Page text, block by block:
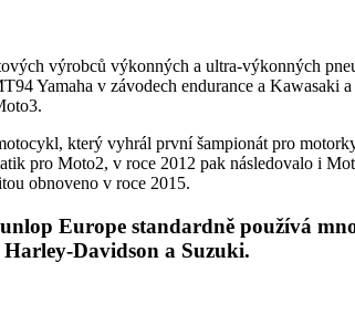
výrobců výkonných a ultra-výkonných
Yamaha v závodech endurance a
který vyhrál první šampionát pro
pro Moto2, v roce 2012 pak následovalo i
obnoveno v roce 2015.
Europe standardně používá
Davidson a Suzuki.